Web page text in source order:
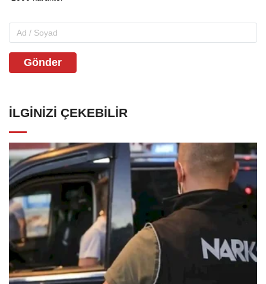
Gönder
İLGINIZI ÇEKEBILIR